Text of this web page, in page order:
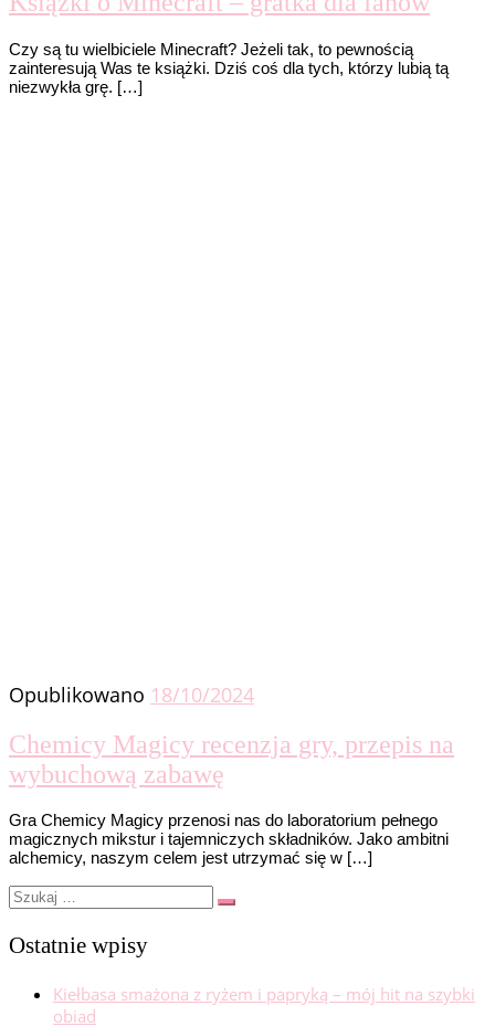
Czy są tu wielbiciele Minecraft? Jeżeli tak, to pewnością
zainteresują Was te książki. Dziś coś dla tych, którzy lubią tą
niezwykła grę. […]
Opublikowano 18/10/2024
Chemicy Magicy recenzja gry, przepis na
wybuchową zabawę
Gra Chemicy Magicy przenosi nas do laboratorium pełnego
magicznych mikstur i tajemniczych składników. Jako ambitni
alchemicy, naszym celem jest utrzymać się w […]
Szukaj
Szukaj
Ostatnie wpisy
Kiełbasa smażona z ryżem i papryką – mój hit na szybki
obiad